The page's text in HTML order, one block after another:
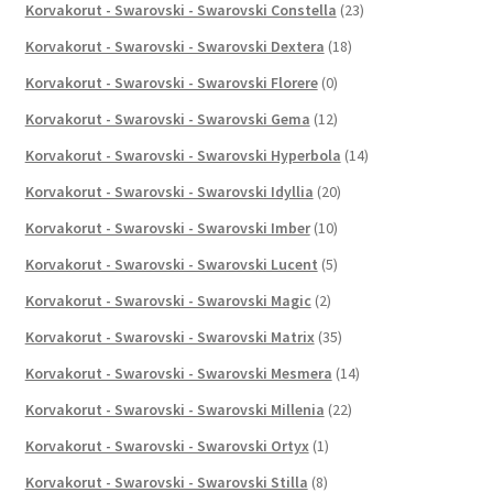
Korvakorut - Swarovski - Swarovski Constella (23)
Korvakorut - Swarovski - Swarovski Dextera (18)
Korvakorut - Swarovski - Swarovski Florere (0)
Korvakorut - Swarovski - Swarovski Gema (12)
Korvakorut - Swarovski - Swarovski Hyperbola (14)
Korvakorut - Swarovski - Swarovski Idyllia (20)
Korvakorut - Swarovski - Swarovski Imber (10)
Korvakorut - Swarovski - Swarovski Lucent (5)
Korvakorut - Swarovski - Swarovski Magic (2)
Korvakorut - Swarovski - Swarovski Matrix (35)
Korvakorut - Swarovski - Swarovski Mesmera (14)
Korvakorut - Swarovski - Swarovski Millenia (22)
Korvakorut - Swarovski - Swarovski Ortyx (1)
Korvakorut - Swarovski - Swarovski Stilla (8)